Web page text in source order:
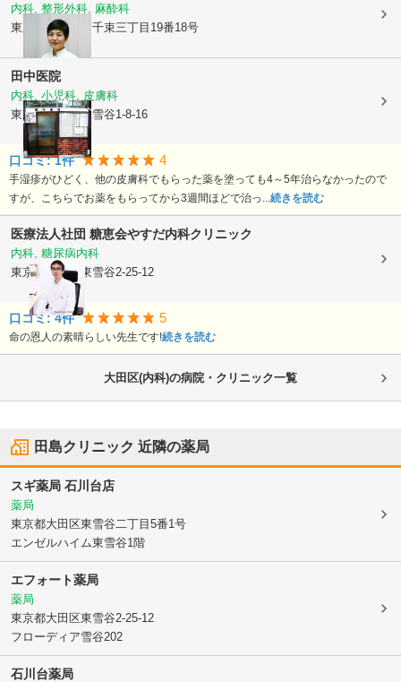
内科, 整形外科, 麻酔科
東京都大田区
南千束三丁目19番18号
田中医院
内科, 小児科, 皮膚科
東京都大田区東雪谷1-8-16
口コミ:1件 4
手湿疹がひどく、他の皮膚科でもらった薬を塗っても4～5年治らなかったので
すが、こちらでお薬をもらってから3週間ほどで治っ... 続きを読む
医療法人社団 糖恵会やすだ内科クリニック
内科, 糖尿病内科
東京都大田区 東雪谷2-25-12
口コミ:4件 5
命の恩人の素晴らしい先生です!続きを読む
大田区(内科)の病院・クリニック一覧
田島クリニック 近隣の薬局
スギ薬局 石川台店
薬局
東京都大田区東雪谷二丁目5番1号
エンゼルハイム東雪谷1階
エフォート薬局
薬局
東京都大田区東雪谷2-25-12
フローディア雪谷202
石川台薬局